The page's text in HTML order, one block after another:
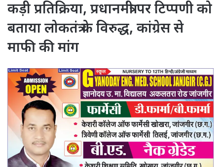
कड़ी प्रतिक्रिया, प्रधानमंत्री पर टिप्पणी को
बताया लोकतंत्र के विरुद्ध, कांग्रेस से
माफी की मांग